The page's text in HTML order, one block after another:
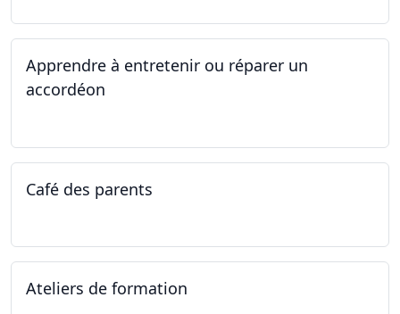
Apprendre à entretenir ou réparer un
accordéon
Café des parents
Ateliers de formation